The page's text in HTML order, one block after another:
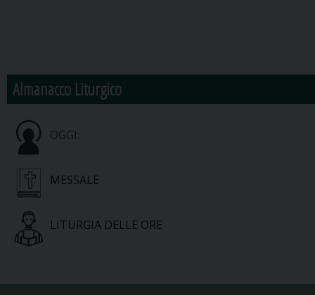
Almanacco Liturgico
OGGI:
MESSALE
LITURGIA DELLE ORE